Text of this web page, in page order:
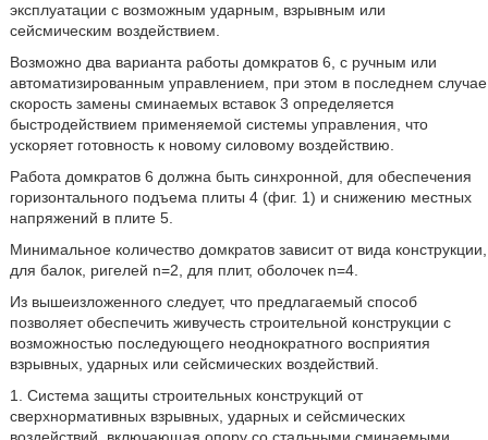
эксплуатации с возможным ударным, взрывным или
сейсмическим воздействием.
Возможно два варианта работы домкратов 6, с ручным или
автоматизированным управлением, при этом в последнем случае
скорость замены сминаемых вставок 3 определяется
быстродействием применяемой системы управления, что
ускоряет готовность к новому силовому воздействию.
Работа домкратов 6 должна быть синхронной, для обеспечения
горизонтального подъема плиты 4 (фиг. 1) и снижению местных
напряжений в плите 5.
Минимальное количество домкратов зависит от вида конструкции,
для балок, ригелей n=2, для плит, оболочек n=4.
Из вышеизложенного следует, что предлагаемый способ
позволяет обеспечить живучесть строительной конструкции с
возможностью последующего неоднократного восприятия
взрывных, ударных или сейсмических воздействий.
1. Система защиты строительных конструкций от
сверхнормативных взрывных, ударных и сейсмических